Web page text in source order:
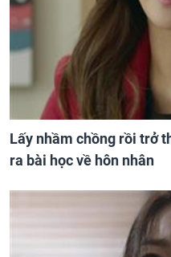
Lấy nhầm chồng rồi trở
ra bài học về hôn nhân